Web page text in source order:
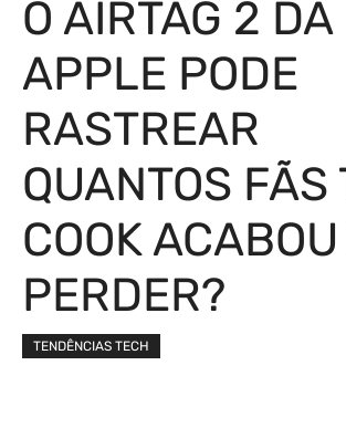
O AIRTAG 2 DA
APPLE PODE
RASTREAR
QUANTOS FÃS
COOK
PERDER?
TENDÊNCIAS TECH